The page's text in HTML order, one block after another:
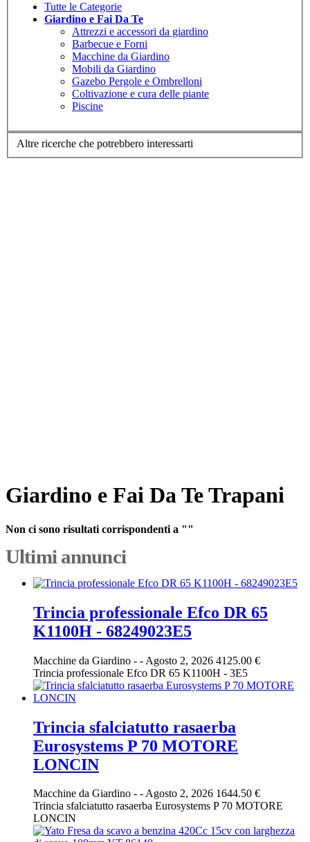
Tutte le Categorie
Giardino e Fai Da Te
Attrezzi e accessori da giardino
Barbecue e Forni
Macchine da Giardino
Mobili da Giardino
Gazebo Pergole e Ombrelloni
Coltivazione e cura delle piante
Piscine
Altre ricerche che potrebbero interessarti
Giardino e Fai Da Te Trapani
Non ci sono risultati corrispondenti a ""
Ultimi annunci
Trincia professionale Efco DR 65
K1100H - 68249023E5
Macchine da Giardino - - Agosto 2, 2026 4125.00 €
Trincia professionale Efco DR 65 K1100H - 3E5
Trincia sfalciatutto rasaerba
Eurosystems P 70 MOTORE
LONCIN
Macchine da Giardino - -Agosto 2, 2026 1644.50 €
Trincia sfalciatutto rasaerba Eurosystems P 70 MOTORE
LONCIN